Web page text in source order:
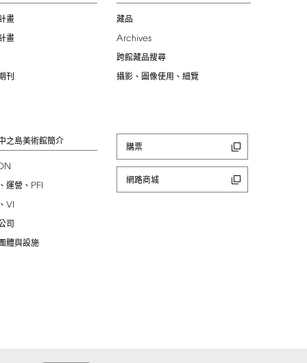
畫
畫
刊
藏品
Archives
跨館藏品搜尋
攝影、圖像使用、細覽
之島美術館簡介
運營、 PFI
VI
司
體與設施
購票
網路商城